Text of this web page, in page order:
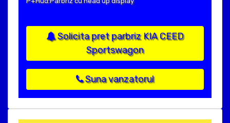
Solicita pret parbriz KIA CEED
Sportswagon
Suna vanzatorul